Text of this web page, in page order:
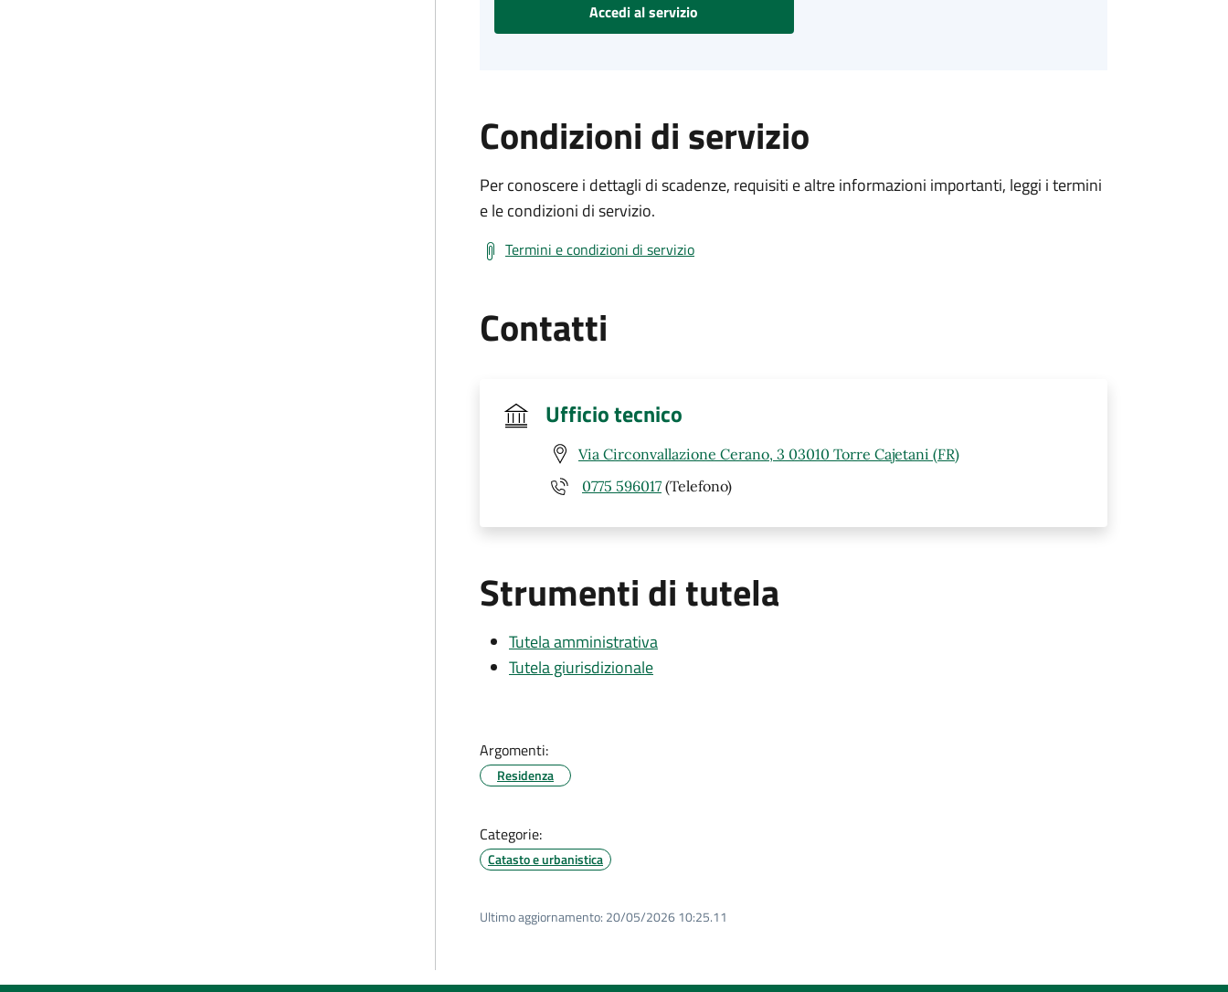
Accedi al servizio
Condizioni di servizio
Per conoscere i dettagli di scadenze, requisiti e altre informazioni importanti, leggi i termini
e le condizioni di servizio.
Termini e condizioni di servizio
Contatti
Ufficio tecnico
Via Circonvallazione Cerano, 3 03010 Torre Cajetani (FR)
0775 596017 (Telefono)
Strumenti di tutela
Tutela amministrativa
Tutela giurisdizionale
Argomenti:
Residenza
Categorie:
Catasto e urbanistica
Ultimo aggiornamento: 20/05/2026 10:25.11